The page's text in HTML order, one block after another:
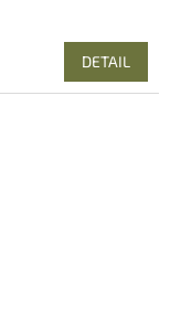
DETAIL